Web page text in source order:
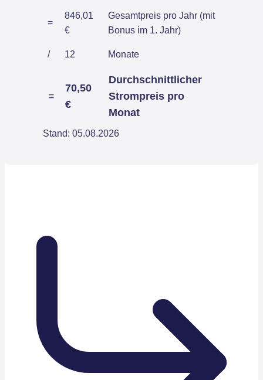
=
846,01
€
Gesamtpreis pro Jahr (mit
Bonus im 1. Jahr)
/ 12 Monate
=
70,50
€
Durchschnittlicher
Strompreis pro
Monat
Stand: 05.08.2026